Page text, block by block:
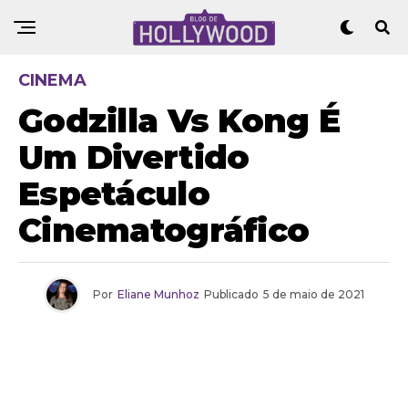
CINEMA
Godzilla Vs Kong É
Um Divertido
Espetáculo
Cinematográfico
Por Eliane Munhoz Publicado 5 de maio de 2021